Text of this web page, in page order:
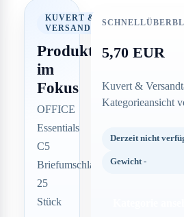
KUVERT &
VERSANDTASCHEN
Produkt
im
Fokus
OFFICE
Essentials
C5
Briefumschlag
25
Stück
5,70 EUR
Kuvert &
Kategorieansicht
Derzeit nicht
Gewicht -